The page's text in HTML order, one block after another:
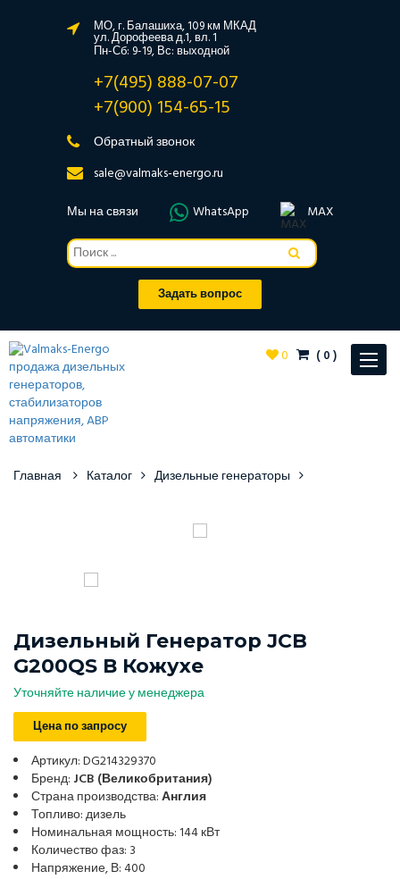
МО, г. Балашиха, 109 км МКАД
ул. Дорофеева д.1, вл. 1
Пн-Сб: 9-19, Вс: выходной
+7(495) 888-07-07
+7(900) 154-65-15
Обратный звонок
sale@valmaks-energo.ru
Мы на связи
WhatsApp MAX
Задать вопрос
Toggle
0 (0)
Главная Каталог Дизельные генераторы
Дизельный Генератор JCB
G200QS В Кожухе
Уточняйте наличие у менеджера
Цена по запросу
Артикул: DG214329370
Бренд: JCB (Великобритания)
Страна производства:Англия
Топливо: дизель
Номинальная мощность: 144 кВт
Количество фаз: 3
Напряжение, В: 400